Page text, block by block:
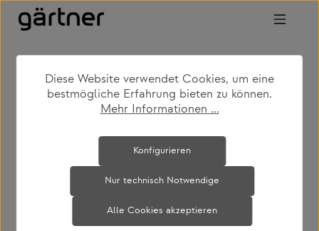
Zum Hauptinhalt springen
Bildergalerie überspringen
Diese Website verwendet Cookies, um eine
bestmögliche Erfahrung bieten zu können.
Mehr Informationen ...
Nur technisch Notwendige
Konfigurieren
Alle Cookies akzeptieren